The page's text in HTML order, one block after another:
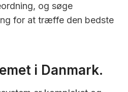
og søge
for at træffe den bedste
i Danmark.